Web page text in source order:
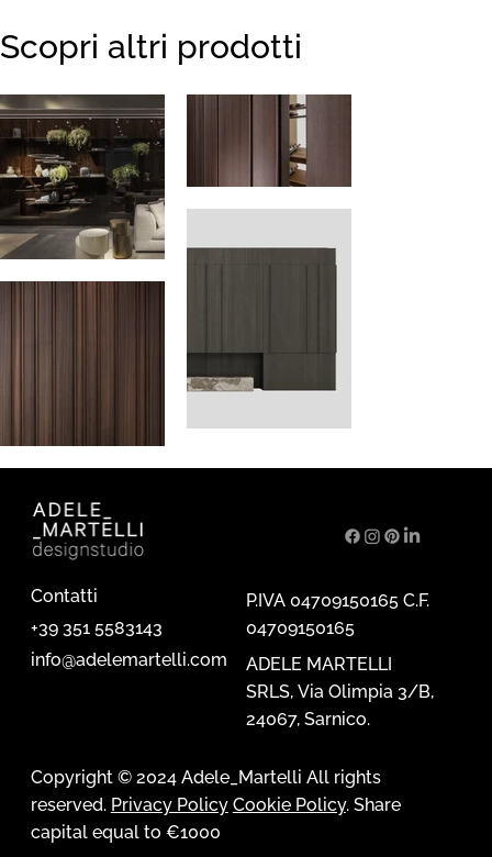
Scopri altri prodotti
P.IVA 04709150165 C.F.
04709150165
ADELE MARTELLI
SRLS, Via Olimpia 3/B,
24067, Sarnico.
Contatti
+39 351 5583143
info@adelemartelli.com
Copyright © 2024 Adele_Martelli All rights
reserved. Privacy Policy Cookie Policy. Share
capital equal to €1000